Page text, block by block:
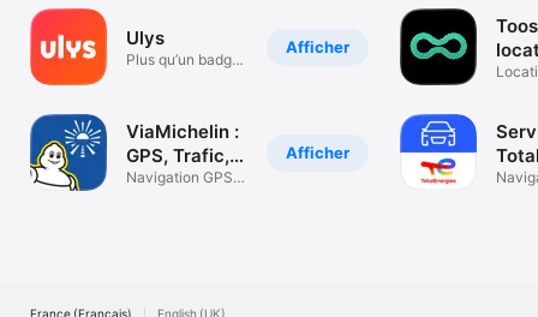
Afficher
Ulys
Plus qu’un badge
Afficher
ViaMichelin :
GPS, Trafic,
Iti
Navigation GPS
France (Français) English (UK)